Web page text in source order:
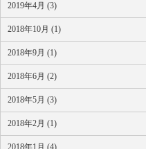
2019年4月 (3)
2018年10月 (1)
2018年9月 (1)
2018年6月 (2)
2018年5月 (3)
2018年2月 (1)